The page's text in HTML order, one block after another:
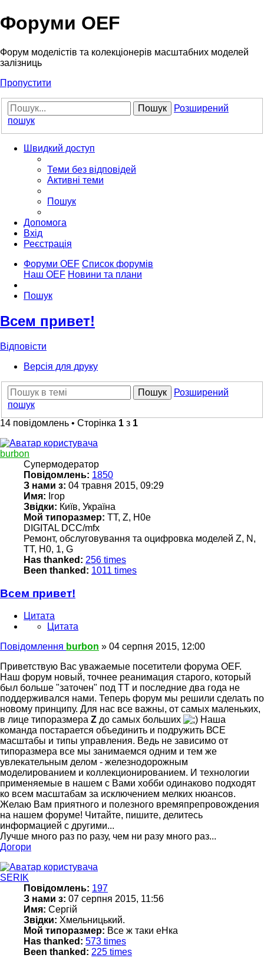
Форуми OEF
Форум моделістів та колекціонерів масштабних моделей
залізниць
Пропустити
Пошук
Розширений
пошук
Швидкий доступ
Теми без відповідей
Активні теми
Пошук
Допомога
Вхід
Реєстрація
Форуми OEF Список форумів
Наш OEF Новини та плани
Пошук
Всем привет!
Відповісти
Версія для друку
Пошук
Розширений
пошук
14 повідомлень • Сторінка 1 з 1
burbon
Супермодератор
Повідомлень: 1850
З нами з: 04 травня 2015, 09:29
Имя: Ігор
Звідки: Київ, Україна
Мой типоразмер: TT, Z, H0e
DIGITAL DCC/mfx
Ремонт, обслуговування та оцифровка моделей Z, N,
TT, H0, 1, G
Has thanked: 256 times
Been thanked: 1011 times
Всем привет!
Цитата
Цитата
Повідомлення burbon » 04 серпня 2015, 12:00
Приветствую Вас уважаемые посетители форума OEF.
Наш форум новый, точнее реанимация старого, который
был больше "заточен" под ТТ и последние два года не
поддерживался нами. Теперь форум мы решили сделать по
новому принципу. Для нас все важны, от самых маленьких,
в лице типоразмера Z до самых больших
Наша
команда постарается объединить и подружить ВСЕ
масштабы и типы управления. Ведь не зависимо от
типоразмера все мы занимаемся одним и тем же
увлекательным делом - железнодорожным
моделированием и коллекционированием. И технологии
применяемые в нашем с Вами хобби одинаково подходят
ко всем масштабам за исключением мелких нюансов.
Желаю Вам приятного и полезного времяпрепровождения
на нашем форуме! Читайте, пишите, делитесь
информацией с другими...
Лучше много раз по разу, чем ни разу много раз...
Догори
SERIK
Повідомлень: 197
З нами з: 07 серпня 2015, 11:56
Имя: Сергій
Звідки: Хмельницький.
Мой типоразмер: Все ж таки еНка
Has thanked: 573 times
Been thanked: 225 times